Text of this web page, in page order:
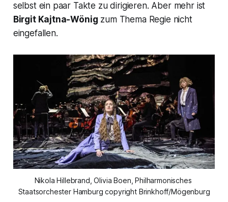
selbst ein paar Takte zu dirigieren. Aber mehr ist
Birgit Kajtna-Wönig zum Thema Regie nicht
eingefallen.
Nikola Hillebrand, Olivia Boen, Philharmonisches
Staatsorchester Hamburg copyright Brinkhoff/Mögenburg